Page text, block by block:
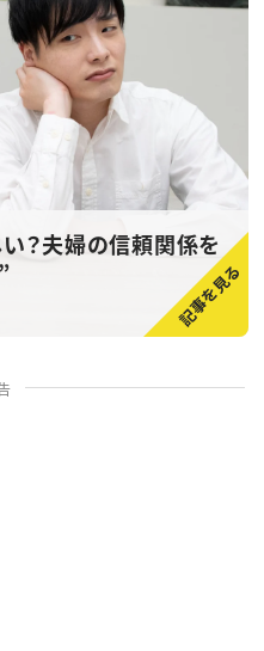
い？夫婦の信頼関係を